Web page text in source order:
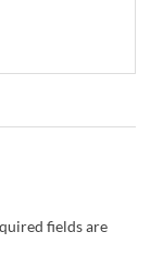
fields are